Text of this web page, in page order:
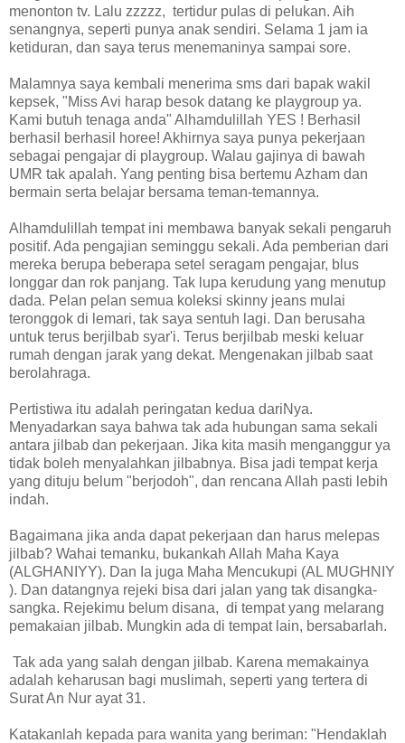
menonton tv. Lalu zzzzz, tertidur pulas di pelukan. Aih
senangnya, seperti punya anak sendiri. Selama 1 jam ia
ketiduran, dan saya terus menemaninya sampai sore.
Malamnya saya kembali menerima sms dari bapak wakil
kepsek, "Miss Avi harap besok datang ke playgroup ya.
Kami butuh tenaga anda" Alhamdulillah YES ! Berhasil
berhasil berhasil horee! Akhirnya saya punya pekerjaan
sebagai pengajar di playgroup. Walau gajinya di bawah
UMR tak apalah. Yang penting bisa bertemu Azham dan
bermain serta belajar bersama teman-temannya.
Alhamdulillah tempat ini membawa banyak sekali pengaruh
positif. Ada pengajian seminggu sekali. Ada pemberian dari
mereka berupa beberapa setel seragam pengajar, blus
longgar dan rok panjang. Tak lupa kerudung yang menutup
dada. Pelan pelan semua koleksi skinny jeans mulai
teronggok di lemari, tak saya sentuh lagi. Dan berusaha
untuk terus berjilbab syar'i. Terus berjilbab meski keluar
rumah dengan jarak yang dekat. Mengenakan jilbab saat
berolahraga.
Pertistiwa itu adalah peringatan kedua dariNya.
Menyadarkan saya bahwa tak ada hubungan sama sekali
antara jilbab dan pekerjaan. Jika kita masih menganggur ya
tidak boleh menyalahkan jilbabnya. Bisa jadi tempat kerja
yang dituju belum "berjodoh", dan rencana Allah pasti lebih
indah.
Bagaimana jika anda dapat pekerjaan dan harus melepas
jilbab? Wahai temanku, bukankah Allah Maha Kaya
(ALGHANIYY). Dan Ia juga Maha Mencukupi (AL MUGHNIY
). Dan datangnya rejeki bisa dari jalan yang tak disangka-
sangka. Rejekimu belum disana, di tempat yang melarang
pemakaian jilbab. Mungkin ada di tempat lain, bersabarlah.
Tak ada yang salah dengan jilbab. Karena memakainya
adalah keharusan bagi muslimah, seperti yang tertera di
Surat An Nur ayat 31.
Katakanlah kepada para wanita yang beriman: "Hendaklah